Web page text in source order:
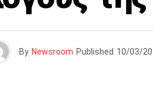
By Newsroom Published 10/03/